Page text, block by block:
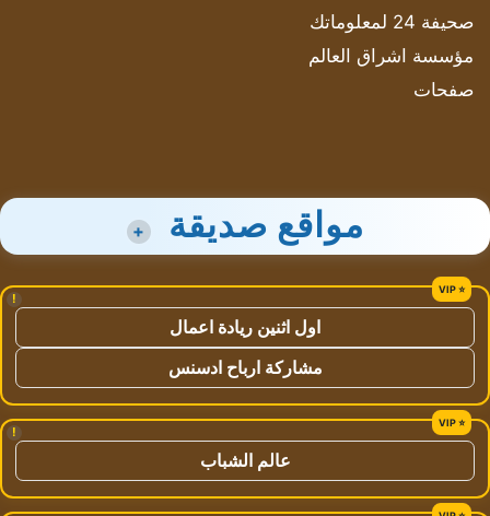
صحيفة 24 لمعلوماتك
مؤسسة اشراق العالم
صفحات
مواقع صديقة +
!
اول اثنين ريادة اعمال
مشاركة ارباح ادسنس
!
عالم الشباب